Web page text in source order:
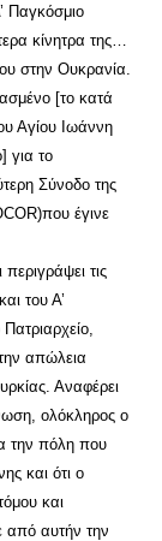
Παγκόσμιο
κίνητρα της…
στην Ουκρανία.
[το κατά
Αγίου Ιωάννη
για το
Σύνοδο της
έγινε
τις
του Α’
απώλεια
Αναφέρει
ολόκληρος ο
την πόλη που
και ότι ο
και
από αυτήν την